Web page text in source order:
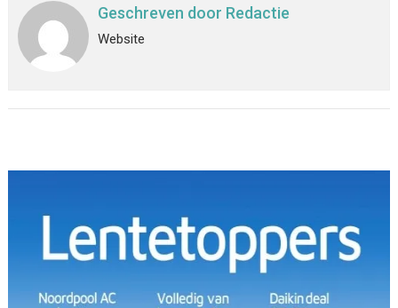
Geschreven door Redactie
Website